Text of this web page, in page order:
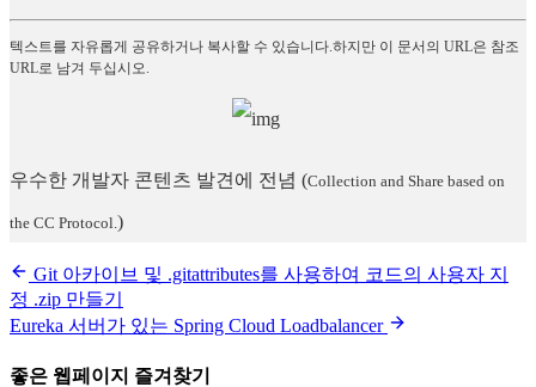
텍스트를 자유롭게 공유하거나 복사할 수 있습니다.하지만 이 문서의 URL은 참조
URL로 남겨 두십시오.
우수한 개발자 콘텐츠 발견에 전념 (Collection and Share based on
the CC Protocol. )
Git 아카이브 및 .gitattributes를 사용하여 코드의 사용자 지
정 .zip 만들기
Eureka 서버가 있는 Spring Cloud Loadbalancer
좋은 웹페이지 즐겨찾기